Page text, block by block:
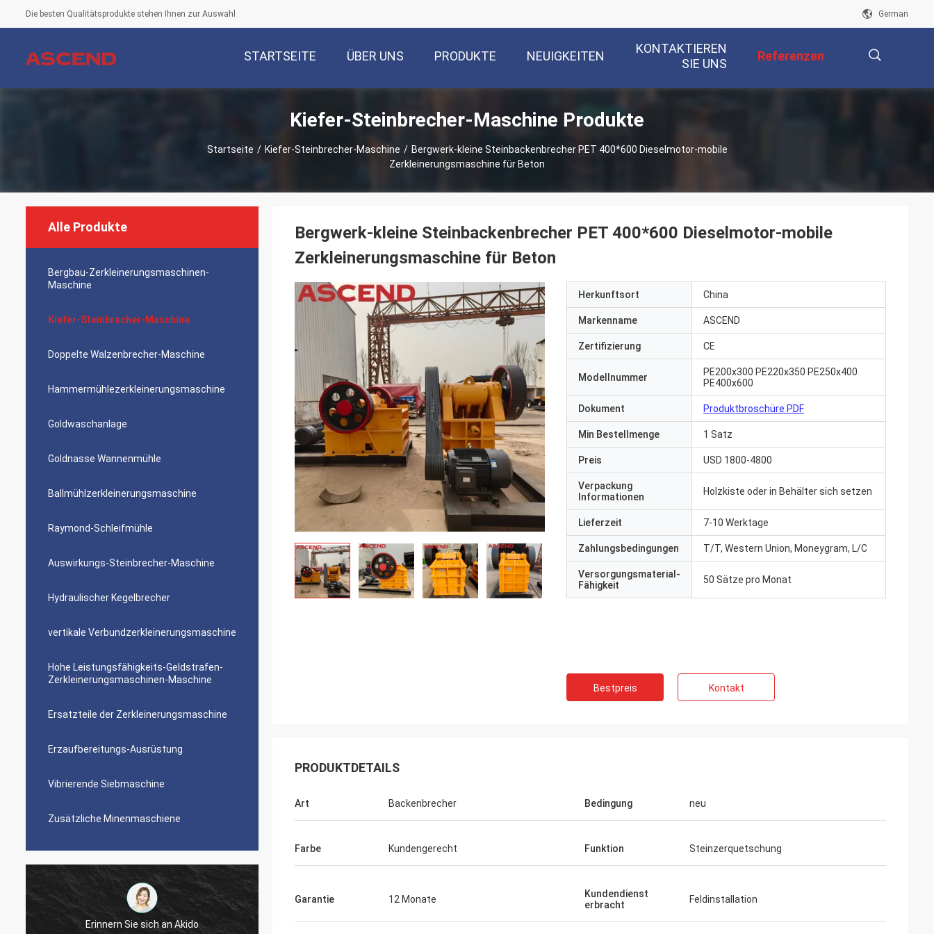
Die besten Qualitätsprodukte stehen Ihnen zur Auswahl German
STARTSEITE ÜBER UNS PRODUKTE NEUIGKEITEN
KONTAKTIEREN
SIE UNS
Referenzen
Kiefer-Steinbrecher-Maschine Produkte
Startseite / Kiefer-Steinbrecher-Maschine / Bergwerk-kleine Steinbackenbrecher PET 400*600 Dieselmotor-mobile
Zerkleinerungsmaschine für Beton
Alle Produkte
Bergbau-Zerkleinerungsmaschinen-
Maschine
Kiefer-Steinbrecher-Maschine
Doppelte Walzenbrecher-Maschine
Hammermühlezerkleinerungsmaschine
Goldwaschanlage
Goldnasse Wannenmühle
Ballmühlzerkleinerungsmaschine
Raymond-Schleifmühle
Auswirkungs-Steinbrecher-Maschine
Hydraulischer Kegelbrecher
vertikale Verbundzerkleinerungsmaschine
Hohe Leistungsfähigkeits-Geldstrafen-
Zerkleinerungsmaschinen-Maschine
Ersatzteile der Zerkleinerungsmaschine
Erzaufbereitungs-Ausrüstung
Vibrierende Siebmaschine
Zusätzliche Minenmaschiene
Jose Anthony
Mark Joe
Bergwerk-kleine Steinbackenbrecher PET 400*600 Dieselmotor-mobile
Zerkleinerungsmaschine für Beton
Herkunftsort China
Markenname ASCEND
Zertifizierung CE
Modellnummer
PE200x300 PE220x350 PE250x400
PE400x600
Dokument Produktbroschüre PDF
Min Bestellmenge 1 Satz
Preis USD 1800-4800
Verpackung
Informationen
Holzkiste oder in Behälter sich setzen
Lieferzeit 7-10 Werktage
Zahlungsbedingungen T/T, Western Union, Moneygram, L/C
Versorgungsmaterial-
Fähigkeit
50 Sätze pro Monat
Bestpreis Kontakt
PRODUKTDETAILS
Art Backenbrecher Bedingung neu
Farbe Kundengerecht Funktion Steinzerquetschung
Garantie 12 Monate
Kundendienst
erbracht
Feldinstallation